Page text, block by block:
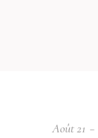
Août21